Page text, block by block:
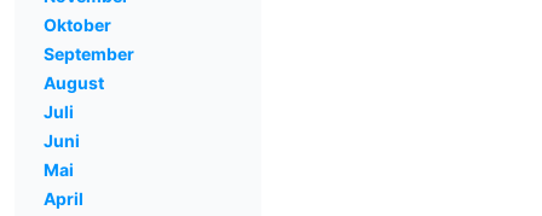
Oktober
September
August
Juli
Juni
Mai
April